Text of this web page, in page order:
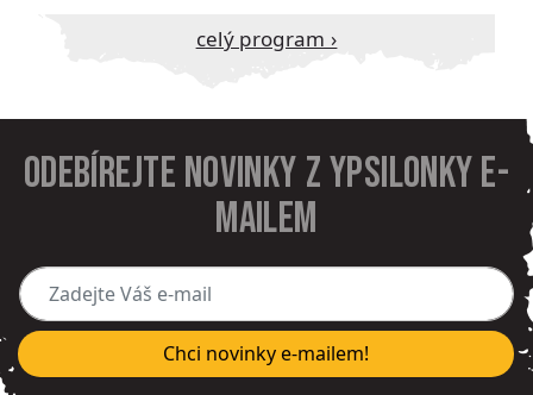
Celý program ›
Odebírejte novinky z Ypsilonky e-
mailem
Zadejte Váš e-mail
Chci novinky e-mailem!